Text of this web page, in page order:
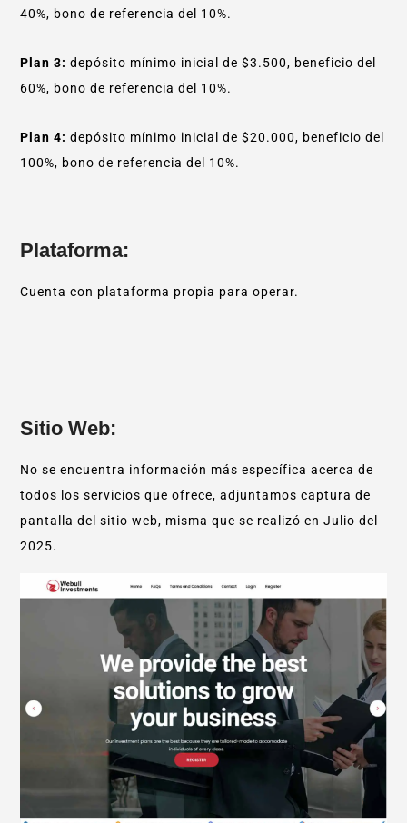
40%, bono de referencia del 10%.
Plan 3: depósito mínimo inicial de $3.500, beneficio del
60%, bono de referencia del 10%.
Plan 4: depósito mínimo inicial de $20.000, beneficio del
100%, bono de referencia del 10%.
Plataforma:
Cuenta con plataforma propia para operar.
Sitio Web:
No se encuentra información más específica acerca de
todos los servicios que ofrece, adjuntamos captura de
pantalla del sitio web, misma que se realizó en Julio del
2025.